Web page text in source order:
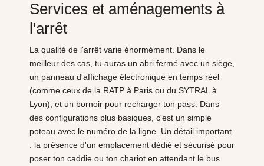
Services et aménagements à
l'arrêt
La qualité de l'arrêt varie énormément. Dans le
meilleur des cas, tu auras un abri fermé avec un siège,
un panneau d'affichage électronique en temps réel
(comme ceux de la RATP à Paris ou du SYTRAL à
Lyon), et un bornoir pour recharger ton pass. Dans
des configurations plus basiques, c'est un simple
poteau avec le numéro de la ligne. Un détail important
: la présence d'un emplacement dédié et sécurisé pour
poser ton caddie ou ton chariot en attendant le bus.